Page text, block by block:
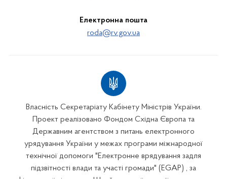
Електронна пошта
roda@rv.gov.ua
Власність Секретаріату Кабінету Міністрів України.
Проект реалізовано Фондом Східна Європа та
Державним агентством з питань електронного
урядування України у межах програми міжнародної
технічної допомоги "Електронне врядування задля
підзвітності влади та участі громади" (EGAP) , за